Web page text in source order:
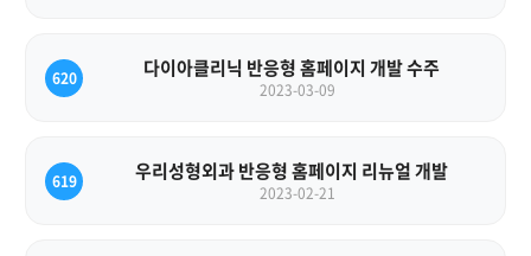
620 다이아클리닉 반응형 홈페이지 개발 수주
2023-03-09
619 우리성형외과 반응형 홈페이지 리뉴얼 개발
2023-02-21